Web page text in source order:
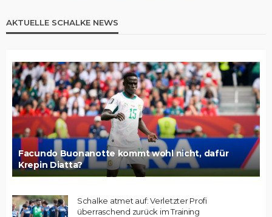
AKTUELLE SCHALKE NEWS
Facundo Buonanotte kommt wohl nicht, dafür
Krepin Diatta?
Schalke atmet auf: Verletzter Profi
überraschend zurück im Training